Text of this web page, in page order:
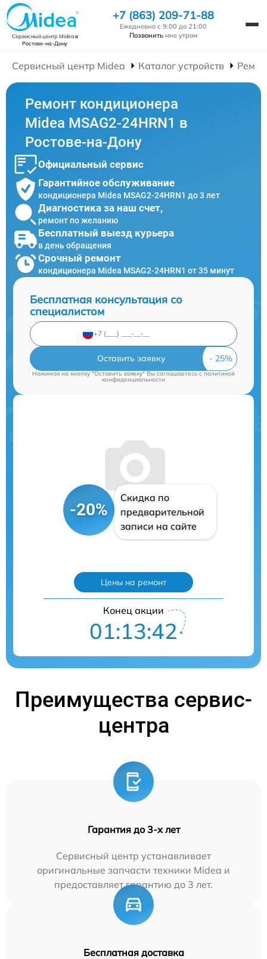
Сервисный центр Mideaв
Ростове-на-Дону
+7 (863) 209-71-88
Ежедневно с 9:00 до 21:00
Позвонить мне утром
Сервисный центр Midea Каталог устройств
Ремонт кондиционера
Midea MSAG2-24HRN1 в
Ростове-на-Дону
Официальный сервис
Гарантийное обслуживание
кондиционера Midea MSAG2-24HRN1 до 3 лет
Диагностика за наш счет,
ремонт по желанию
Бесплатный выезд курьера
в день обращения
Срочный ремонт
кондиционера Midea MSAG2-24HRN1 от 35 минут
Бесплатная консультация со
специалистом
Оставить заявку
Нажимая на кнопку "Оставить заявку" Вы соглашаетесь cполитикой
конфиденциальности
-20%
Скидка по
предварительной
записи на сайте
Цены на ремонт
Конец акции
01:13:41
Преимущества сервис-
центра
Гарантия до 3-х лет
Сервисный центр устанавливает
оригинальные запчасти техники Midea и
предоставляет гарантию до 3 лет.
Бесплатная доставка